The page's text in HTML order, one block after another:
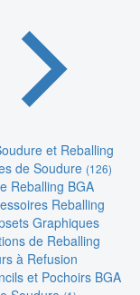
et Reballing
de Soudure (126)
Reballing BGA
Reballing
Graphiques
de Reballing
à Refusion
et Pochoirs BGA